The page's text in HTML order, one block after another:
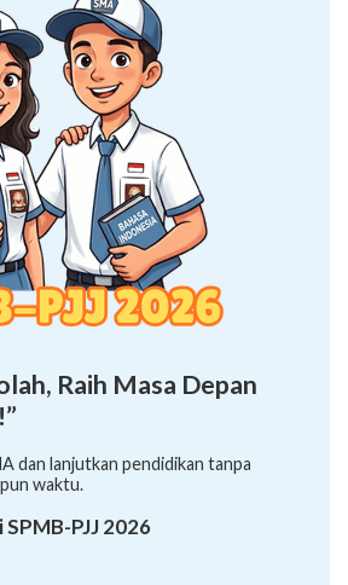
Raih Masa Depan
dan lanjutkan pendidikan tanpa
waktu.
PJJ 2026